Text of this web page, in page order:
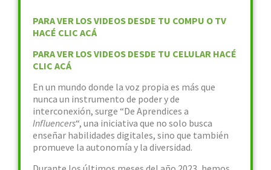
PARA VER LOS VIDEOS DESDE TU COMPU O TV
HACÉ CLIC ACÁ
PARA VER LOS VIDEOS DESDE TU CELULAR HACÉ
CLIC ACÁ
En un mundo donde la voz propia es más que
nunca un instrumento de poder y de
interconexión, surge “De Aprendices a
Influencers“, una iniciativa que no solo busca
enseñar habilidades digitales, sino que también
promueve la autonomía y la diversidad.